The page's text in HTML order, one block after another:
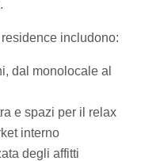
includono:
dal monolocale al
e spazi per il relax
interno
degli affitti